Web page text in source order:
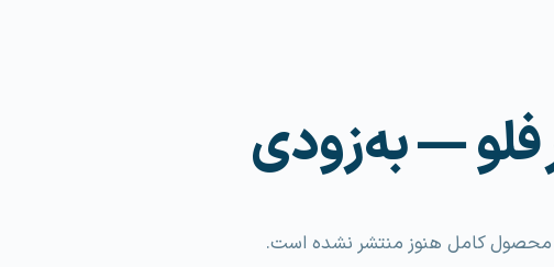
محصول کامل هنوز منتشر نشده است.